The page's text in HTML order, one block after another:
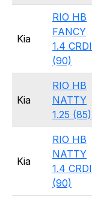
Kia
RIO HB
FANCY
1.4 CRDI
(90)
Kia
RIO HB
NATTY
1.25 (85)
Kia
RIO HB
NATTY
1.4 CRDI
(90)